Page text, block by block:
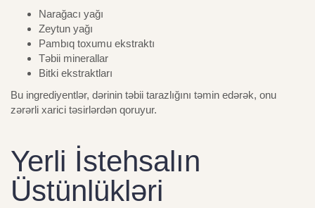
Narağacı yağı
Zeytun yağı
Pambıq toxumu ekstraktı
Təbii minerallar
Bitki ekstraktları
Bu ingrediyentlər, dərinin təbii tarazlığını təmin edərək, onu
zərərli xarici təsirlərdən qoruyur.
Yerli İstehsalın
Üstünlükləri